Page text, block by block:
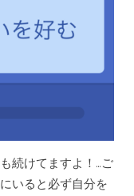
続けてますよ！…ご
いると必ず自分を